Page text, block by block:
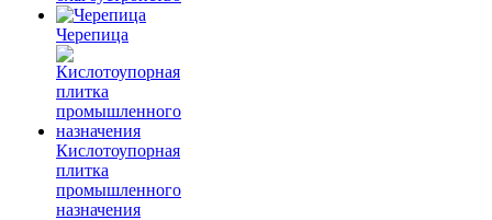
Черепица
Кислотоупорная
плитка
промышленного
назначения